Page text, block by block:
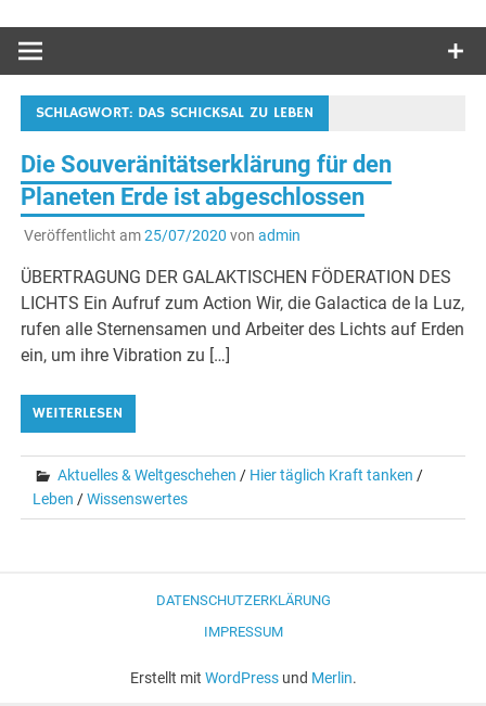
SCHLAGWORT: DAS SCHICKSAL ZU LEBEN
Die Souveränitätserklärung für den
Planeten Erde ist abgeschlossen
Veröffentlicht am25/07/2020 von admin
ÜBERTRAGUNG DER GALAKTISCHEN FÖDERATION DES
LICHTS Ein Aufruf zum Action Wir, die Galactica de la Luz,
rufen alle Sternensamen und Arbeiter des Lichts auf Erden
ein, um ihre Vibration zu […]
WEITERLESEN
Aktuelles & Weltgeschehen / Hier täglich Kraft tanken /
Leben /Wissenswertes
DATENSCHUTZERKLÄRUNG
IMPRESSUM
Erstellt mit WordPressund Merlin.